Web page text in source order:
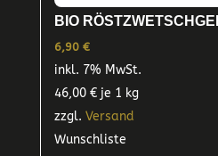
BIO
6,90 €
inkl. 7% MwSt.
46,00 €je 1 kg
zzgl. Versand
Wunschliste